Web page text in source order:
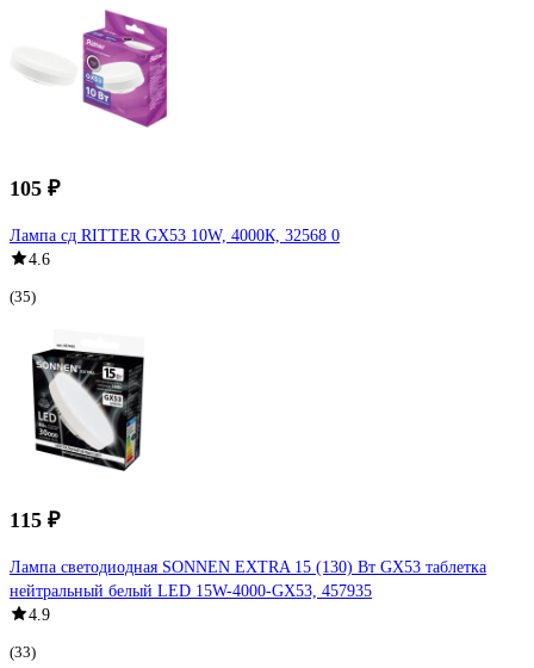
105 ₽
Лампа сд RITTER GX53 10W, 4000К, 32568 0
4.6
(35)
115 ₽
Лампа светодиодная SONNEN EXTRA 15 (130) Вт GX53 таблетка
нейтральный белый LED 15W-4000-GX53, 457935
4.9
(33)